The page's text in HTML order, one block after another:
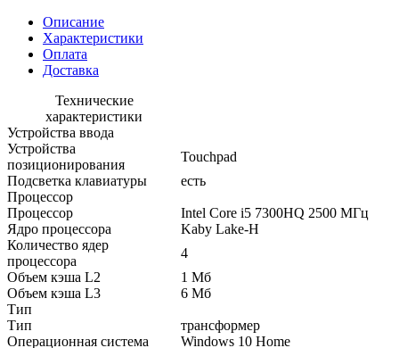
Описание
Характеристики
Оплата
Доставка
Технические
характеристики
Устройства ввода
Устройства
позиционирования
Touchpad
Подсветка клавиатуры
есть
Процессор
Процессор
Intel Core i5 7300HQ 2500 МГц
Ядро процессора
Kaby Lake-H
Количество ядер
процессора
4
Объем кэша L2
1 Мб
Объем кэша L3
6 Мб
Тип
Тип
трансформер
Операционная система
Windows 10 Home